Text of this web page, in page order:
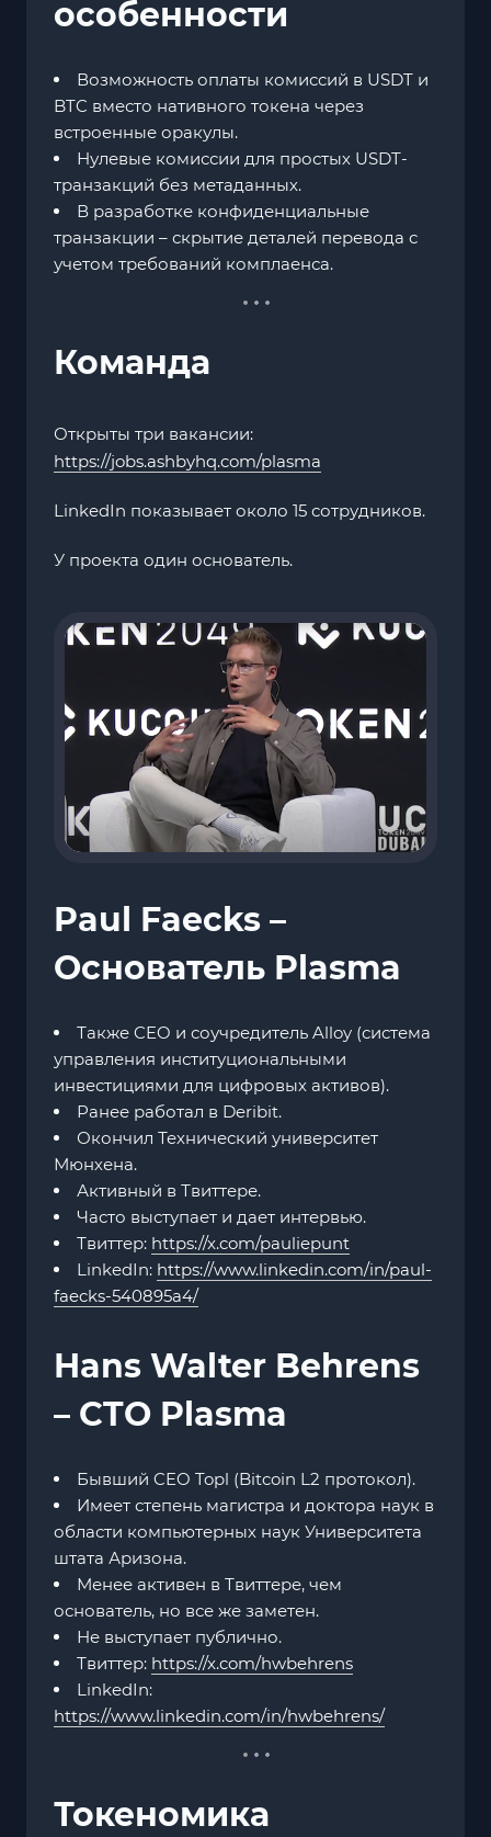
особенности
Возможность оплаты комиссий в USDT и
BTC вместо нативного токена через
встроенные оракулы.
Нулевые комиссии для простых USDT-
транзакций без метаданных.
В разработке конфиденциальные
транзакции – скрытие деталей перевода с
учетом требований комплаенса.
Команда
Открыты три вакансии:
https://jobs.ashbyhq.com/plasma
LinkedIn показывает около 15 сотрудников.
У проекта один основатель.
Paul Faecks –
Основатель Plasma
Также CEO и соучредитель Alloy (система
управления институциональными
инвестициями для цифровых активов).
Ранее работал в Deribit.
Окончил Технический университет
Мюнхена.
Активный в Твиттере.
Часто выступает и дает интервью.
Твиттер: https://x.com/pauliepunt
LinkedIn: https://www.linkedin.com/in/paul-
faecks-540895a4/
Hans Walter Behrens
– CTO Plasma
Бывший CEO Topl (Bitcoin L2 протокол).
Имеет степень магистра и доктора наук в
области компьютерных наук Университета
штата Аризона.
Менее активен в Твиттере, чем
основатель, но все же заметен.
Не выступает публично.
Твиттер: https://x.com/hwbehrens
LinkedIn:
https://www.linkedin.com/in/hwbehrens/
Токеномика